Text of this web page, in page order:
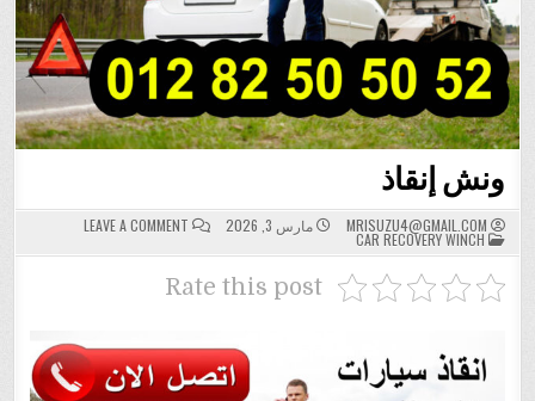
ونش إنقاذ
MRISUZU4@GMAIL.COM مارس 3, 2026 LEAVE A COMMENT
ON
ونش
إنقاذ
POSTED
IN
CAR RECOVERY WINCH
Rate this post